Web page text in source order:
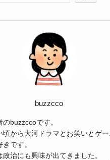
buzzcco
のbuzzccoです。
頃から大河ドラマとお笑いとゲー
です。
政治にも興味が出てきました。